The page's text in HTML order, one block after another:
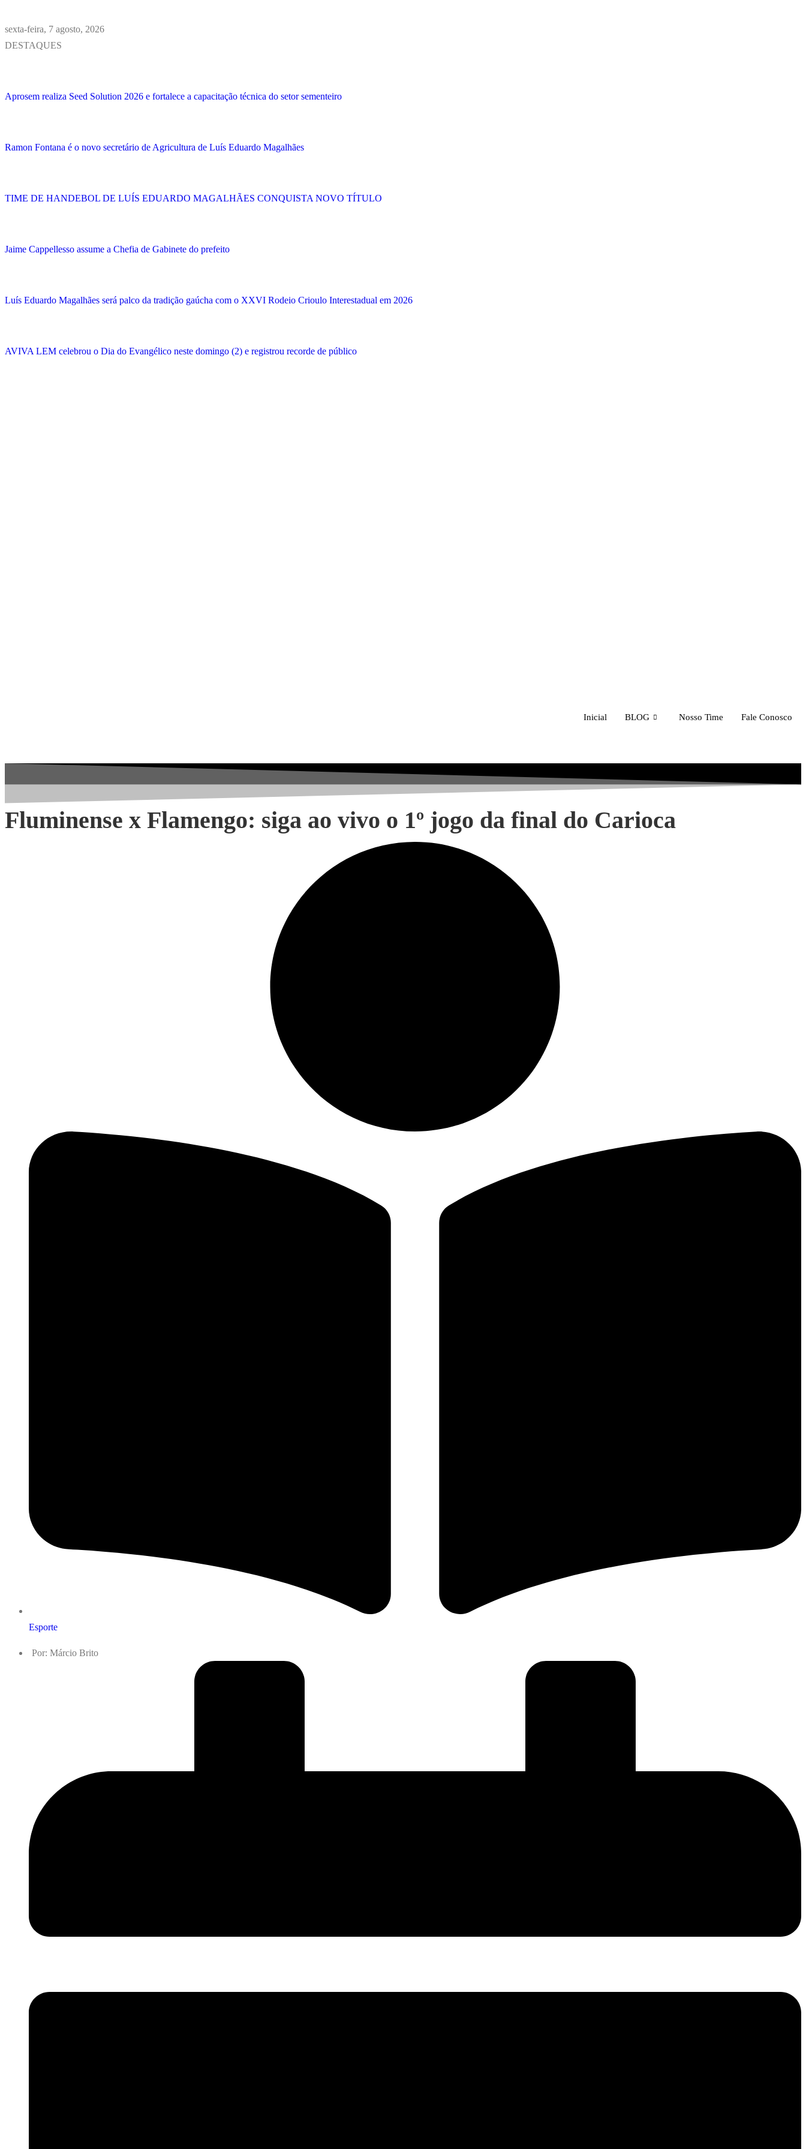
sexta-feira, 7 agosto, 2026
DESTAQUES
Aprosem realiza Seed Solution 2026 e fortalece a capacitação técnica do setor sementeiro
Ramon Fontana é o novo secretário de Agricultura de Luís Eduardo Magalhães
TIME DE HANDEBOL DE LUÍS EDUARDO MAGALHÃES CONQUISTA NOVO TÍTULO
Jaime Cappellesso assume a Chefia de Gabinete do prefeito
Luís Eduardo Magalhães será palco da tradição gaúcha com o XXVI Rodeio Crioulo Interestadual em 2026
AVIVA LEM celebrou o Dia do Evangélico neste domingo (2) e registrou recorde de público
Inicial BLOG Nosso Time Fale Conosco
Fluminense x Flamengo: siga ao vivo o 1º jogo da final do Carioca
Esporte
Por: Márcio Brito